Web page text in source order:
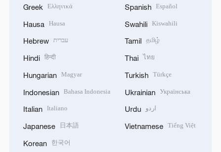
Greek Ελληνικά
Hausa Hausa
Hebrew עברית
Hindi हिन्दी
Hungarian Magyar
Indonesian Bahasa Indonesia
Italian Italiano
Japanese 日本語
Korean 한국어
Spanish Español
Swahili Kiswahili
Tamil தமிழ்
Thai ไทย
Turkish Türkçe
Ukrainian Українська
Urdu اردو
Vietnamese Tiếng Việt